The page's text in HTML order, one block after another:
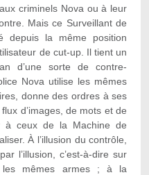
criminels Nova ou à leur
Mais ce Surveillant de
depuis la même position
de cut-up. Il tient un
d’une sorte de contre-
Nova utilise les mêmes
donne des ordres à ses
d’images, de mots et de
à ceux de la Machine de
À l’illusion du contrôle,
l’illusion, c’est-à-dire sur
mêmes armes ; à la